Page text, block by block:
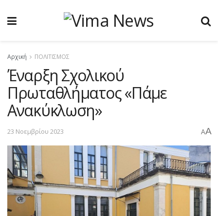
Αρχική ΠΟΛΙΤΙΣΜΟΣ
Έναρξη Σχολικού
Πρωταθλήματος «Πάμε
Ανακύκλωση»
23 Νοεμβρίου 2023 AA